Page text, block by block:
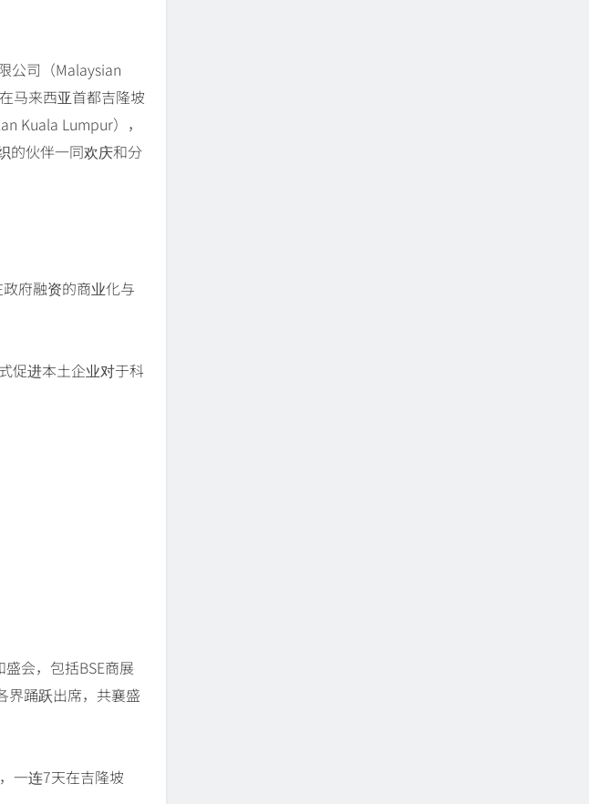
公司（Malaysian
马来西亚首都吉隆坡
Kuala Lumpur），
的伙伴一同欢庆和分
府融资的商业化与
促进本土企业对于科
会，包括BSE商展
界踊跃出席，共襄盛
一连7天在吉隆坡